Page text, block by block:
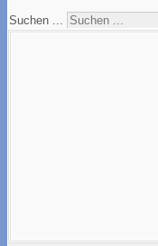
Suchen ...